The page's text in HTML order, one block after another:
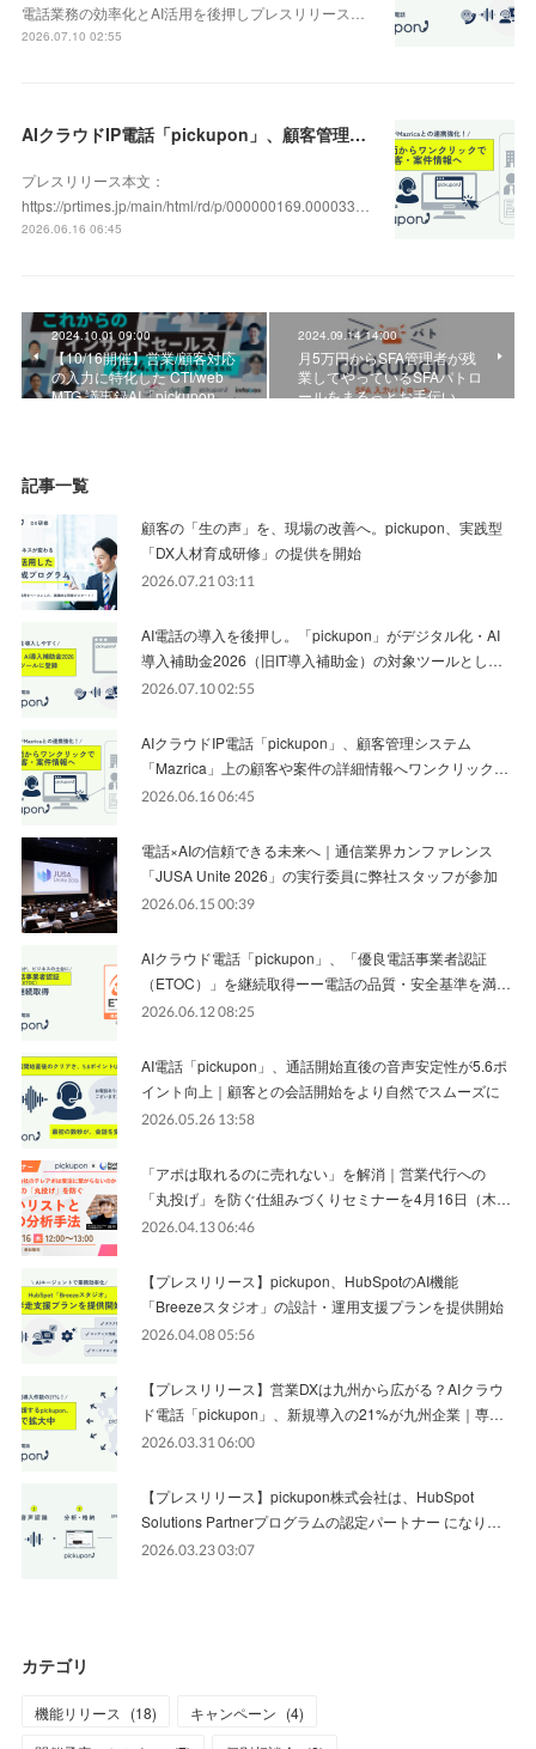
電話業務の効率化とAI活用を後押しプレスリリース…
2026.07.10 02:55
AIクラウドIP電話「pickupon」、顧客管理システム「Mazrica」上の顧客や案件の詳細情報へワンクリックで遷移できる新機能を追加
プレスリリース本文：
https://prtimes.jp/main/html/rd/p/000000169.000033…
2026.06.16 06:45
2024.10.01 09:00
【10/16開催】営業/顧客対応
の入力に特化した CTI/web
MTG 議事録AI「pickupon…
2024.09.14 14:00
月5万円からSFA管理者が残
業してやっているSFAパトロ
ールをまるっとお手伝い…
記事一覧
顧客の「生の声」を、現場の改善へ。pickupon、実践型
「DX人材育成研修」の提供を開始
2026.07.21 03:11
AI電話の導入を後押し。「pickupon」がデジタル化・AI
導入補助金2026（旧IT導入補助金）の対象ツールとし…
2026.07.10 02:55
AIクラウドIP電話「pickupon」、顧客管理システム
「Mazrica」上の顧客や案件の詳細情報へワンクリック…
2026.06.16 06:45
電話×AIの信頼できる未来へ｜通信業界カンファレンス
「JUSA Unite 2026」の実行委員に弊社スタッフが参加
2026.06.15 00:39
AIクラウド電話「pickupon」、「優良電話事業者認証
（ETOC）」を継続取得ーー電話の品質・安全基準を満…
2026.06.12 08:25
AI電話「pickupon」、通話開始直後の音声安定性が5.6ポ
イント向上｜顧客との会話開始をより自然でスムーズに
2026.05.26 13:58
「アポは取れるのに売れない」を解消｜営業代行への
「丸投げ」を防ぐ仕組みづくりセミナーを4月16日（木…
2026.04.13 06:46
【プレスリリース】pickupon、HubSpotのAI機能
「Breezeスタジオ」の設計・運用支援プランを提供開始
2026.04.08 05:56
【プレスリリース】営業DXは九州から広がる？AIクラウ
ド電話「pickupon」、新規導入の21%が九州企業｜専…
2026.03.31 06:00
【プレスリリース】pickupon株式会社は、HubSpot
Solutions Partnerプログラムの認定パートナー になり…
2026.03.23 03:07
カテゴリ
機能リリース (18) キャンペーン (4)